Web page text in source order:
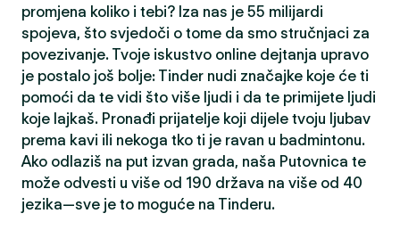
promjena koliko i tebi? Iza nas je 55 milijardi
spojeva, što svjedoči o tome da smo stručnjaci za
povezivanje. Tvoje iskustvo online dejtanja upravo
je postalo još bolje: Tinder nudi značajke koje će ti
pomoći da te vidi što više ljudi i da te primijete ljudi
koje lajkaš. Pronađi prijatelje koji dijele tvoju ljubav
prema kavi ili nekoga tko ti je ravan u badmintonu.
Ako odlaziš na put izvan grada, naša Putovnica te
može odvesti u više od 190 država na više od 40
jezika—sve je to moguće na Tinderu.